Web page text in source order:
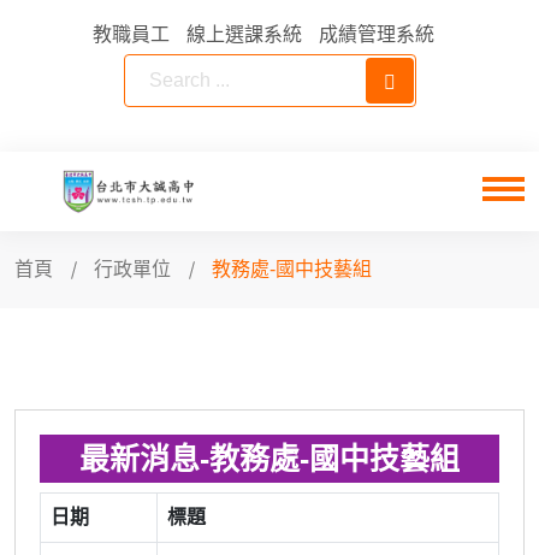
教職員工 線上選課系統 成績管理系統
首頁 行政單位 教務處-國中技藝組
最新消息-教務處-國中技藝組
日期 標題